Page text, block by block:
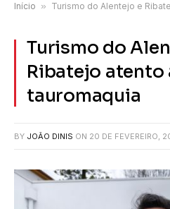
Início » Turismo do Alentejo e
Turismo do
Ribatejo atento
tauromaquia
BY JOÃO DINIS ON 20 DE FEVEREIRO,